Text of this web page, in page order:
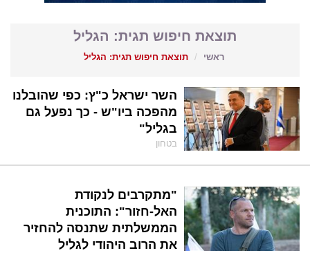
תוצאת חיפוש תגית: הגליל
ראשי תוצאת חיפוש תגית: הגליל
השר ישראל כ"ץ: כפי שהובלנו
מהפכה ביו"ש - כך נפעל גם
בגליל"
בטחון
"מתקרבים לנקודת
האל-חזור": התוכנית
הממשלתית שתנסה להחזיר
את הרוב היהודי לגליל